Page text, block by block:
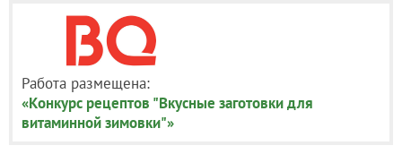
Работа размещена:
«Конкурс рецептов "Вкусные заготовки для
витаминной зимовки"»